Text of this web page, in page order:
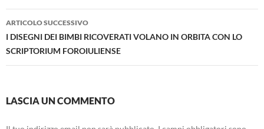
ARTICOLO SUCCESSIVO
I DISEGNI DEI BIMBI RICOVERATI VOLANO IN ORBITA CON LO
SCRIPTORIUM FOROIULIENSE
LASCIA UN COMMENTO